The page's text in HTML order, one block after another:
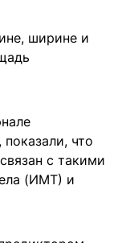
ширине и
что
с такими
(ИМТ) и